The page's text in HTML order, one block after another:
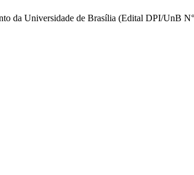
da Universidade de Brasília (Edital DPI/UnB